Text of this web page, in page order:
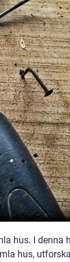
hus. I denna
hus,